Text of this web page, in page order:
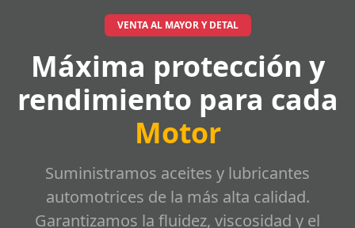
VENTA AL MAYOR Y DETAL
Máxima protección y
rendimiento para cada
Motor
Suministramos aceites y lubricantes
automotrices de la más alta calidad.
Garantizamos la fluidez, viscosidad y el